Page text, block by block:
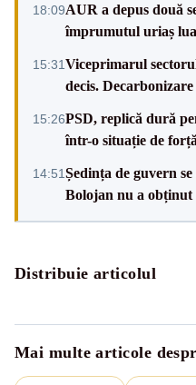
18:09AUR a depus două
împrumutul uriaș
15:31Viceprimarul
decis.
15:26PSD, replică dură
într-o situație de
14:51Ședința de guvern
Bolojan nu a obținut
Distribuie articolul
Mai multe articole